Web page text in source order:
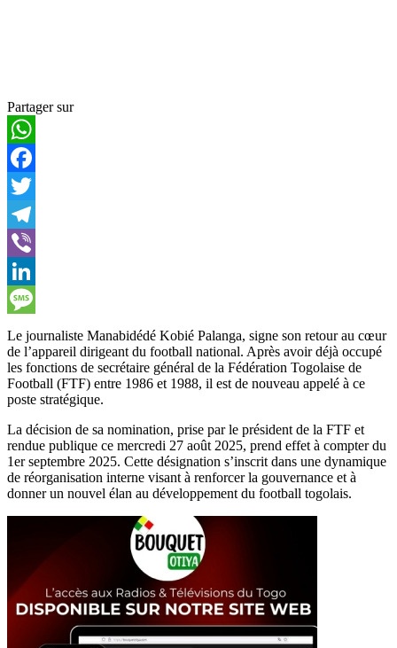
Partager sur
WhatsApp
Facebook
Twitter
Telegram
Viber
LinkedIn
Message
Le journaliste Manabidédé Kobié Palanga, signe son retour au cœur
de l’appareil dirigeant du football national. Après avoir déjà occupé
les fonctions de secrétaire général de la Fédération Togolaise de
Football (FTF) entre 1986 et 1988, il est de nouveau appelé à ce
poste stratégique.
La décision de sa nomination, prise par le président de la FTF et
rendue publique ce mercredi 27 août 2025, prend effet à compter du
1er septembre 2025. Cette désignation s’inscrit dans une dynamique
de réorganisation interne visant à renforcer la gouvernance et à
donner un nouvel élan au développement du football togolais.